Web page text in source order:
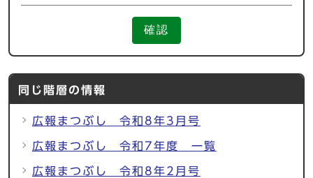
確認
同じ階層の情報
広報まつぶし 令和8年3月号
広報まつぶし 令和7年度 一覧
広報まつぶし 令和8年2月号